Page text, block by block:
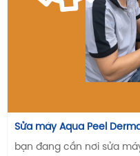
Sửa máy Aqua Peel
bạn đang cần nơi sửa